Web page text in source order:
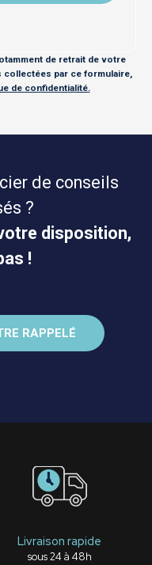
de retrait de votre
par ce formulaire,
de confidentialité.
de conseils
?
disposition,
!
Livraison rapide
sous 24 à 48h